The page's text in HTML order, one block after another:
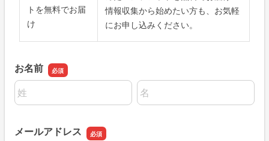
トを無料でお届
け
情報収集から始めたい方も、お気軽
にお申し込みください。
お名前
名前の姓
名前の名
メールアドレス